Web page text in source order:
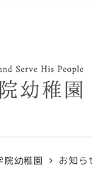
幼稚園 お知ら